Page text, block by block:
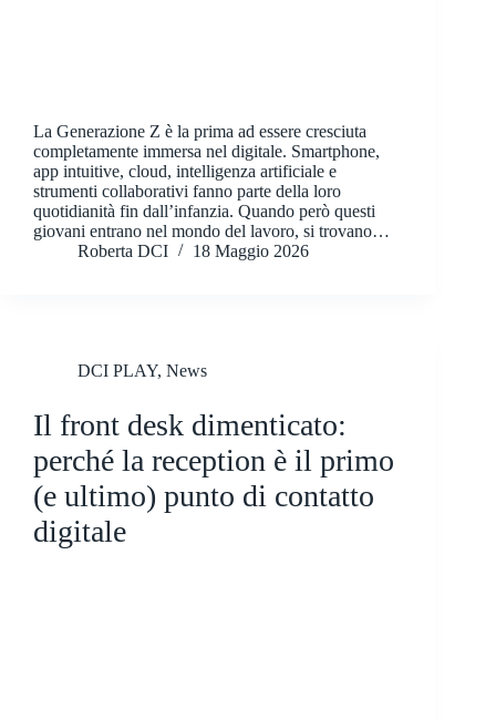
La Generazione Z è la prima ad essere cresciuta
completamente immersa nel digitale. Smartphone,
app intuitive, cloud, intelligenza artificiale e
strumenti collaborativi fanno parte della loro
quotidianità fin dall’infanzia. Quando però questi
giovani entrano nel mondo del lavoro, si trovano…
Roberta DCI
18 Maggio 2026
DCI PLAY, News
Il front desk dimenticato:
perché la reception è il primo
(e ultimo) punto di contatto
digitale